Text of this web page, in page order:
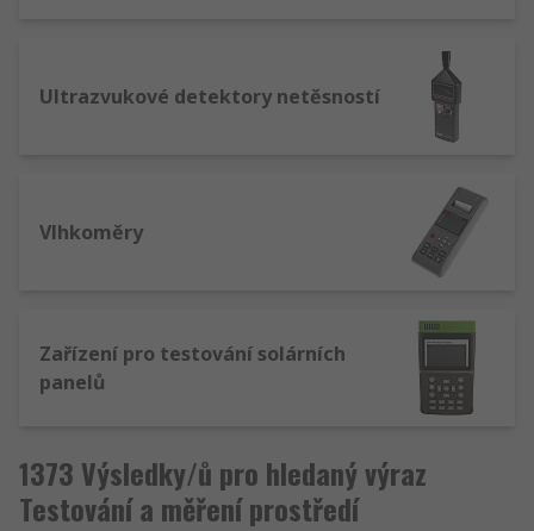
Ultrazvukové detektory netěsností
Vlhkoměry
Zařízení pro testování solárních
panelů
1373 Výsledky/ů pro hledaný výraz
Testování a měření prostředí